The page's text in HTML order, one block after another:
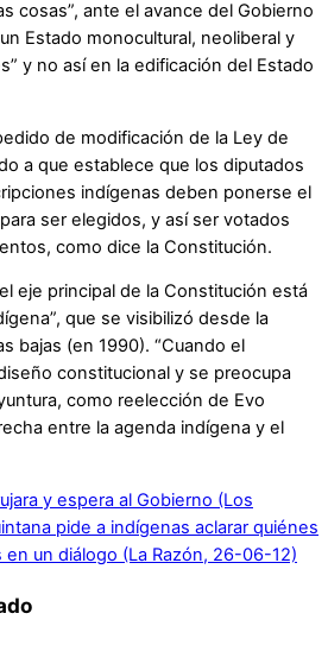
cosas”, ante el avance del Gobierno
Estado monocultural, neoliberal y
y no así en la edificación del Estado
de modificación de la Ley de
a que establece que los diputados
indígenas deben ponerse el
ser elegidos, y así ser votados
como dice la Constitución.
eje principal de la Constitución está
que se visibilizó desde la
bajas (en 1990). “Cuando el
constitucional y se preocupa
como reelección de Evo
entre la agenda indígena y el
y espera al Gobierno (Los
pide a indígenas aclarar quiénes
un diálogo (La Razón, 26-06-12)